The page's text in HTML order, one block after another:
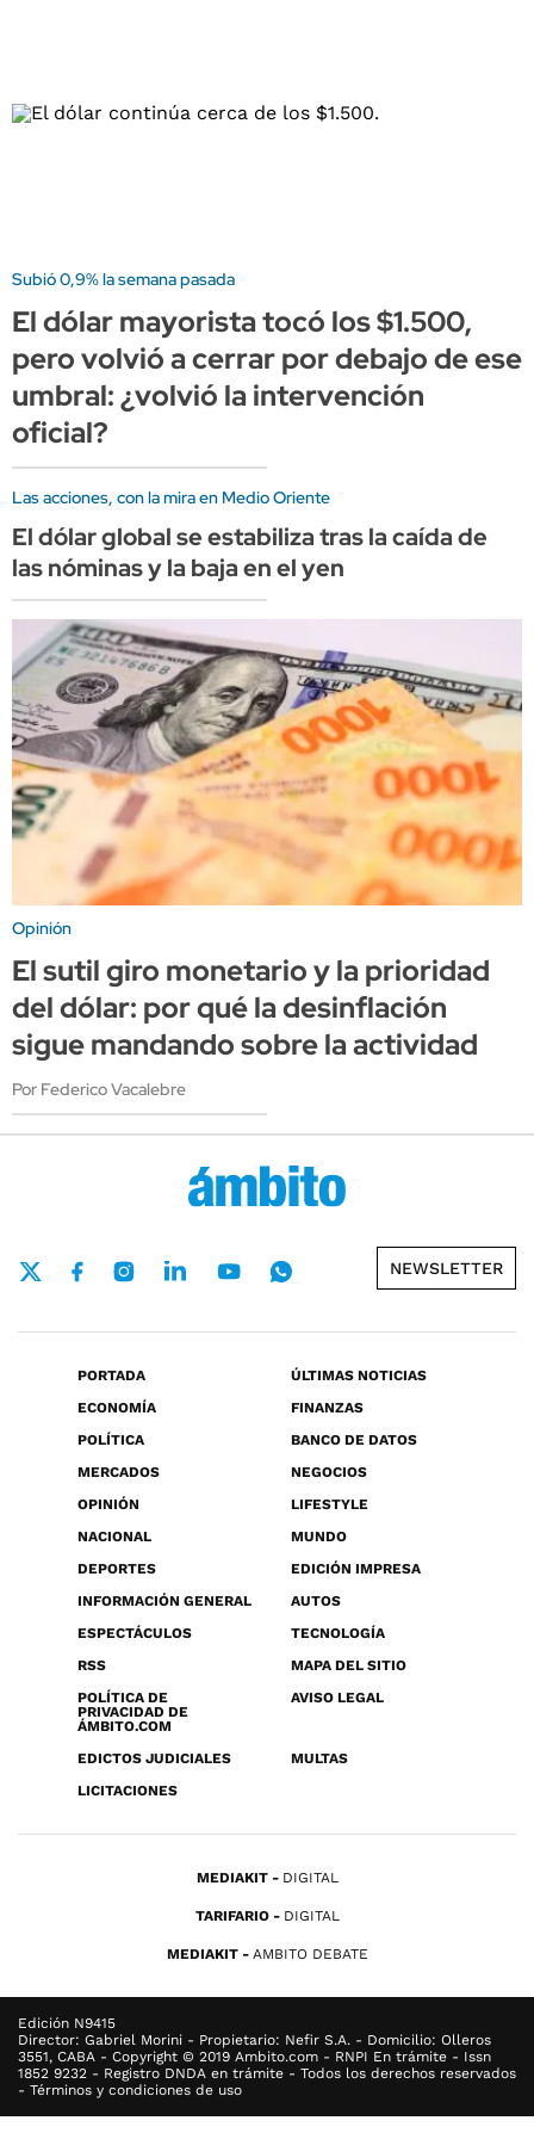
Subió 0,9% la semana pasada
El dólar mayorista tocó los $1.500,
pero volvió a cerrar por debajo de ese
umbral: ¿volvió la intervención
oficial?
Las acciones, con la mira en Medio Oriente
El dólar global se estabiliza tras la caída de
las nóminas y la baja en el yen
Opinión
El sutil giro monetario y la prioridad
del dólar: por qué la desinflación
sigue mandando sobre la actividad
Por Federico Vacalebre
NEWSLETTER
PORTADA
ÚLTIMAS NOTICIAS
ECONOMÍA
FINANZAS
POLÍTICA
BANCO DE DATOS
MERCADOS
NEGOCIOS
OPINIÓN
LIFESTYLE
NACIONAL
MUNDO
DEPORTES
EDICIÓN IMPRESA
INFORMACIÓN GENERAL
AUTOS
ESPECTÁCULOS
TECNOLOGÍA
RSS
MAPA DEL SITIO
POLÍTICA DE
PRIVACIDAD DE
ÁMBITO.COM
AVISO LEGAL
EDICTOS JUDICIALES
MULTAS
LICITACIONES
MEDIAKIT DIGITAL
TARIFARIO DIGITAL
MEDIAKIT AMBITO DEBATE
Edición N9415
Director: Gabriel Morini - Propietario: Nefir S.A. - Domicilio: Olleros
3551, CABA - Copyright © 2019 Ambito.com - RNPI En trámite - Issn
1852 9232 - Registro DNDA en trámite - Todos los derechos reservados
- Términos y condiciones de uso